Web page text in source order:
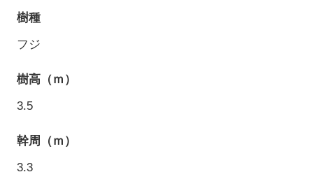
樹種
フジ
樹高（ｍ）
3.5
幹周（ｍ）
3.3